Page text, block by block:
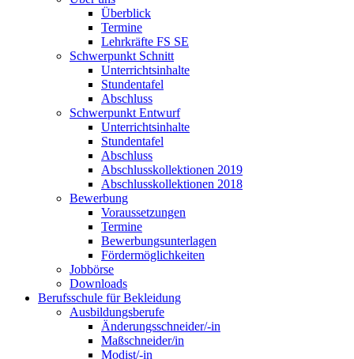
Überblick
Termine
Lehrkräfte FS SE
Schwerpunkt Schnitt
Unterrichtsinhalte
Stundentafel
Abschluss
Schwerpunkt Entwurf
Unterrichtsinhalte
Stundentafel
Abschluss
Abschlusskollektionen 2019
Abschlusskollektionen 2018
Bewerbung
Voraussetzungen
Termine
Bewerbungsunterlagen
Fördermöglichkeiten
Jobbörse
Downloads
Berufsschule für Bekleidung
Ausbildungsberufe
Änderungsschneider/-in
Maßschneider/in
Modist/-in